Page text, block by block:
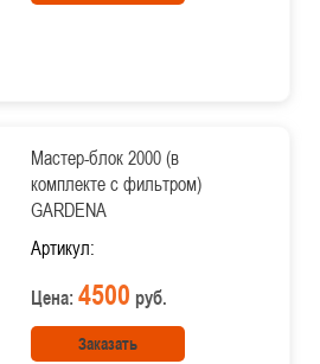
Мастер-блок 2000 (в
комплекте с фильтром)
GARDENA
Артикул:
Цена: 4500 руб.
Заказать